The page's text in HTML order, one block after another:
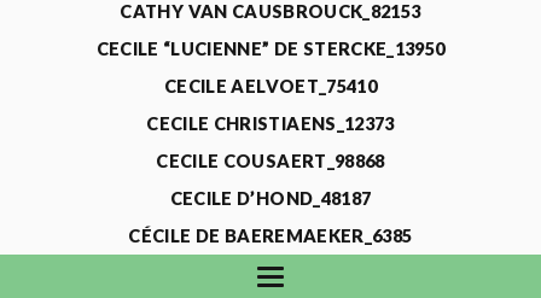
CATHY VAN CAUSBROUCK_82153
CECILE “LUCIENNE” DE STERCKE_13950
CECILE AELVOET_75410
CECILE CHRISTIAENS_12373
CECILE COUSAERT_98868
CECILE D’HOND_48187
CÉCILE DE BAEREMAEKER_6385
CECILE DE WAELE_4731